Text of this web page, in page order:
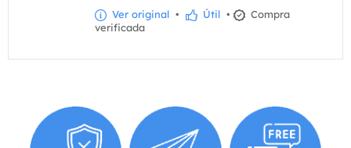
Ver original • Útil •
Compra
verificada